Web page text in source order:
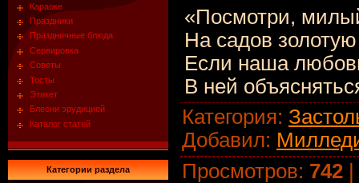
Караоке
Праздники
Праздничные блюда
Сервировка
Советы
Тосты
Этикет
Блесни эрудицией
Каталог статей
Категории раздела
«Посмотри,
На садов золотую
Если наша
В ней
Категория:
Добавил:
Просмотров: 742 |